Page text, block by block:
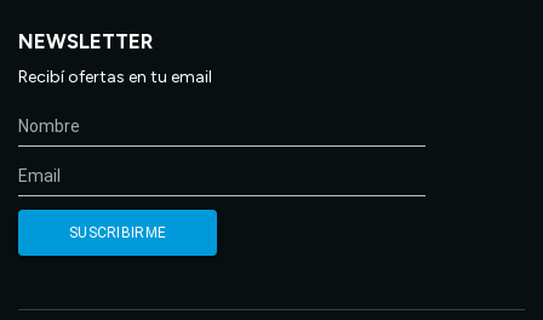
NEWSLETTER
Recibí ofertas en tu email